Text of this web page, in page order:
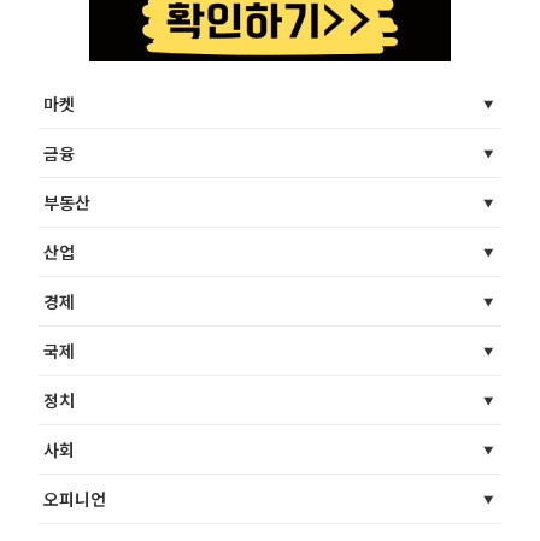
마켓
금융
부동산
산업
경제
국제
정치
사회
오피니언